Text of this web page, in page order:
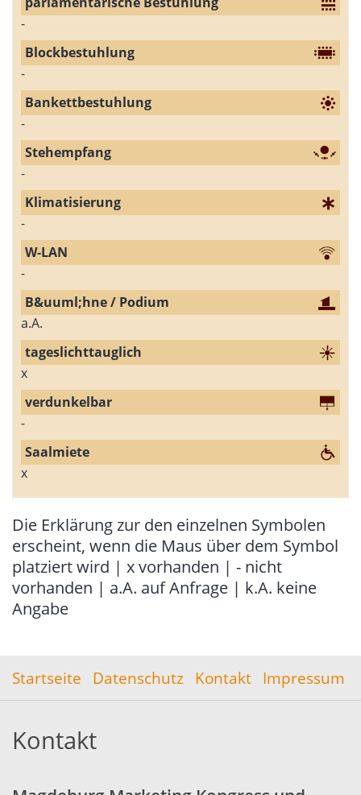
-
-
-
-
-
-
a.A.
x
-
x
Die Erklärung zur den einzelnen Symbolen
erscheint, wenn die Maus über dem Symbol
platziert wird | x vorhanden | - nicht
vorhanden | a.A. auf Anfrage | k.A. keine
Angabe
Startseite Datenschutz Kontakt Impressum
Kontakt